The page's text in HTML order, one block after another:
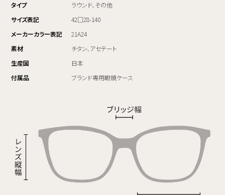
タイプ
ラウンド、その他
サイズ表記
42□28-140
メーカーカラー表記
21A24
素材
チタン、アセテート
生産国
日本
付属品
ブランド専用眼鏡ケース